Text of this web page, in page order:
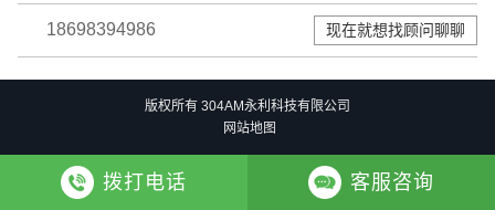
18698394986 现在就想找顾问聊聊
版权所有 304AM永利科技有限公司
网站地图
拨打电话 客服咨询